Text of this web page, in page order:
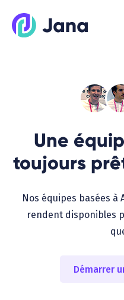
contenu
Une
toujours
Nos équipes basées à
rendent disponibles
Démarrer